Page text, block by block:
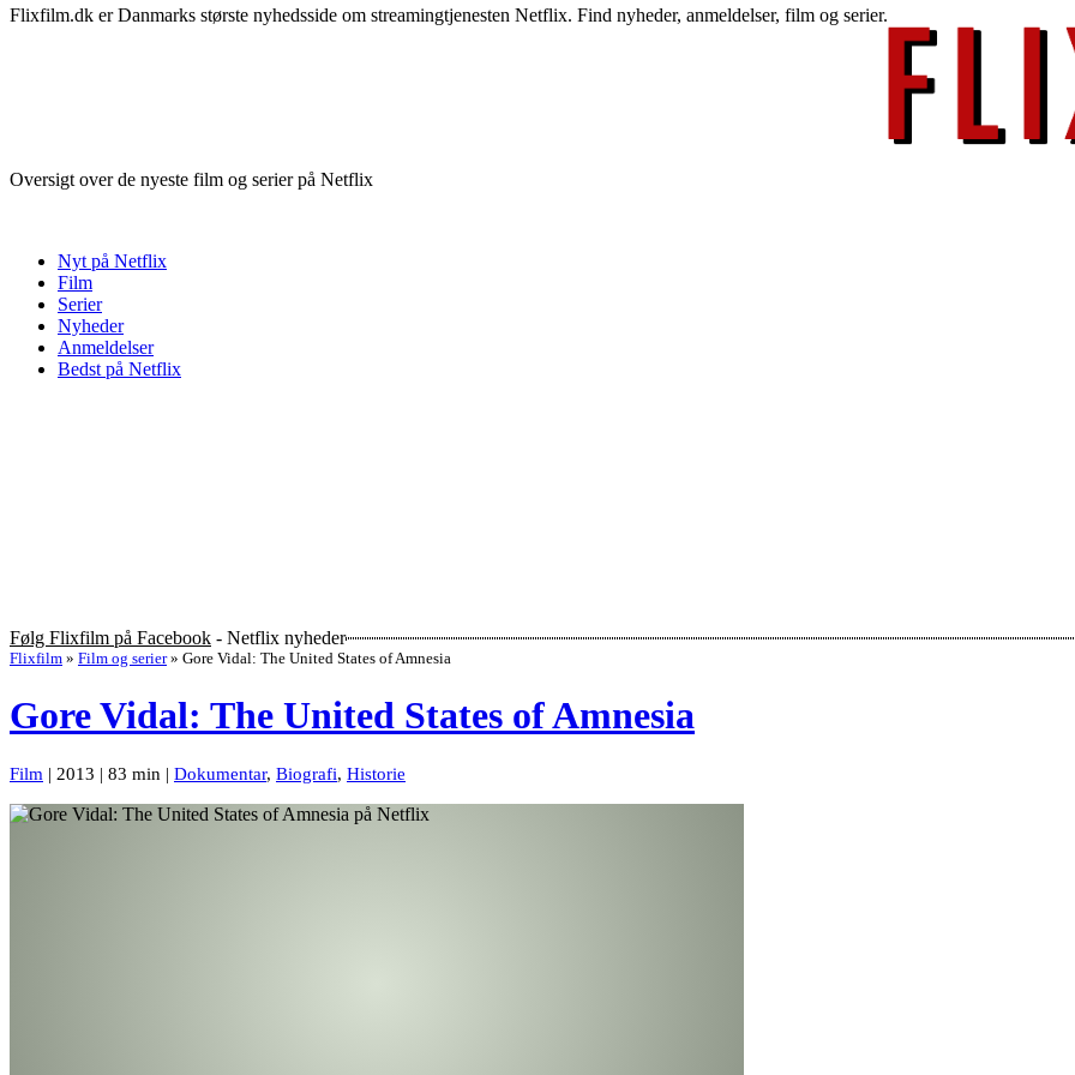
Flixfilm.dk er Danmarks største nyhedsside om streamingtjenesten Netflix. Find nyheder, anmeldelser, film og serier.
Oversigt over de nyeste film og serier på Netflix
Nyt på Netflix
Film
Serier
Nyheder
Anmeldelser
Bedst på Netflix
Følg Flixfilm på Facebook - Netflix nyheder
Flixfilm » Film og serier » Gore Vidal: The United States of Amnesia
Gore Vidal: The United States of Amnesia
Film | 2013 | 83 min | Dokumentar, Biografi, Historie